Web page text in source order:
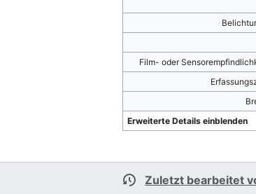
Film- oder
Erweiterte Details einblenden
Zuletzt bearbeitet